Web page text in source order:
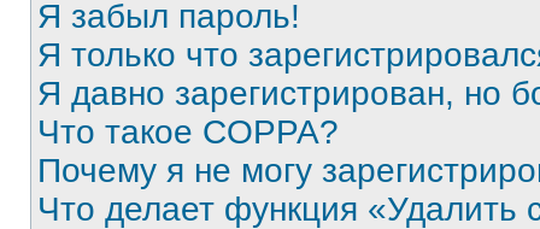
Я забыл пароль!
Я только что
Я давно зарегистрирован, но
Что такое COPPA?
Почему я не могу
Что делает функция «Удалить